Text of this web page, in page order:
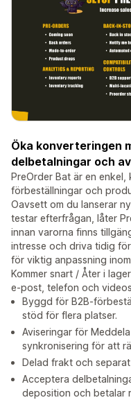
Öka konverteringen
delbetalningar och
PreOrder Bat är en
förbeställningar och
Oavsett om du lanserar
testar efterfrågan, låter
innan varorna finns
intresse och driva tidig
för viktig anpassning
Kommer snart / Åter i
e-post, telefon och
Byggd för B2B-
stöd för flera platser.
Aviseringar för
synkronisering för att
Delad frakt och
Acceptera
deposition och betalar